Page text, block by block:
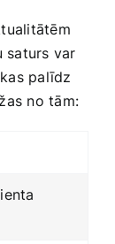
saturs var
palīdz
no tām: